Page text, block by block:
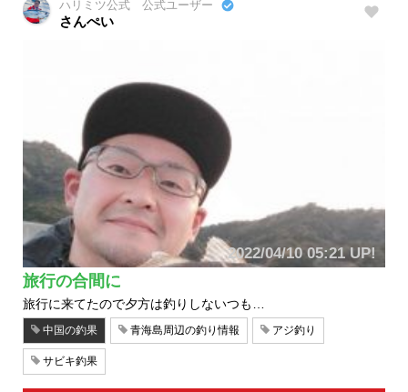
ハリミツ公式 公式ユーザー
さんぺい
2022/04/10 05:21 UP!
旅行の合間に
旅行に来てたので夕方は釣りしないつも…
中国の釣果 青海島周辺の釣り情報 アジ釣り
サビキ釣果